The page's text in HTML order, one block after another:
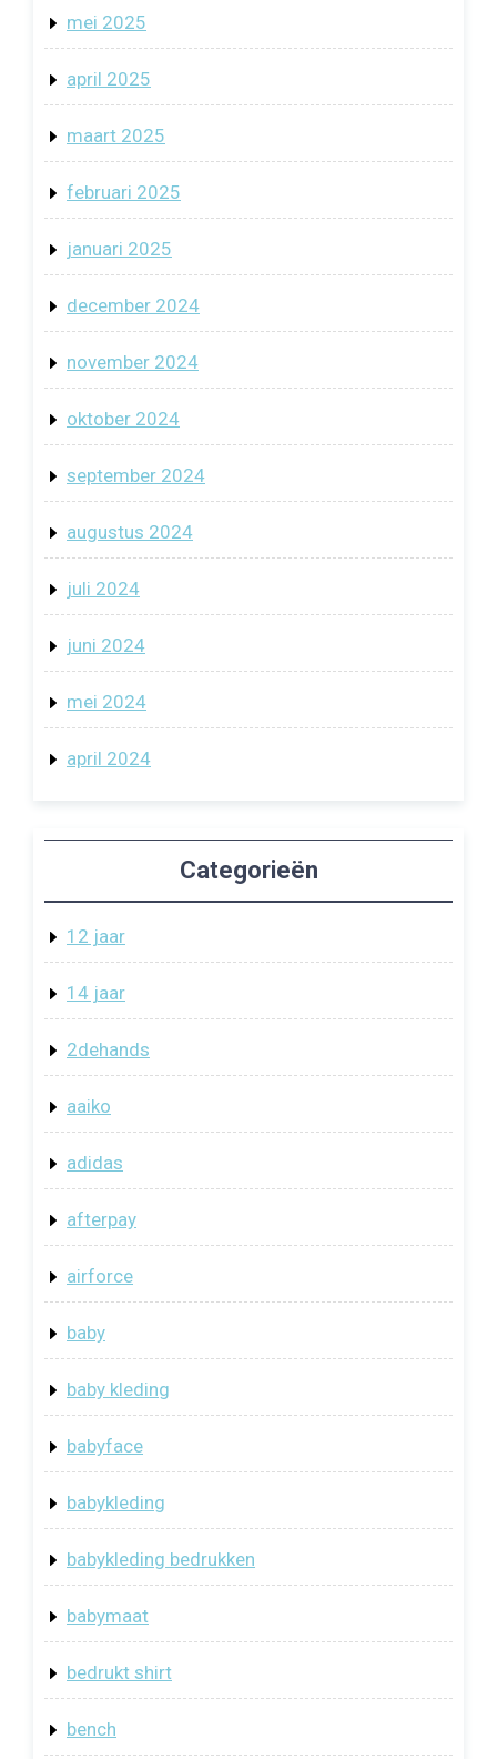
mei 2025
april 2025
maart 2025
februari 2025
januari 2025
december 2024
november 2024
oktober 2024
september 2024
augustus 2024
juli 2024
juni 2024
mei 2024
april 2024
Categorieën
12 jaar
14 jaar
2dehands
aaiko
adidas
afterpay
airforce
baby
baby kleding
babyface
babykleding
babykleding bedrukken
babymaat
bedrukt shirt
bench